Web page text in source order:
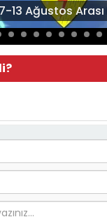
13 Ağustos